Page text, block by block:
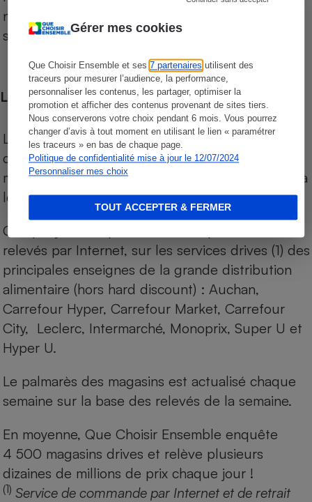
Gérer mes cookies
Que Choisir Ensemble et ses7 partenaires utilisent des
traceurs pour mesurer l’audience, la performance,
personnaliser les contenus, les partager, optimiser la
promotion et afficher des contenus provenant de sites tiers.
Nous conserverons votre choix pendant 6 mois. Vous pourrez
changer d’avis à tout moment en utilisant le lien « paramétrer
les traceurs » en bas de chaque page.
Politique de confidentialité mise à jour le 12/07/2024
Personnaliser mes choix
TOUT ACCEPTER & FERMER
niveau de prix des supermarchés, géolocalisés
sur le territoire français.
Les comparaisons de prix
Les comparaisons sont réalisées sur l’ensemble
des produits des magasins. Les produits de
marques de distributeurs (MDD) sont comparés à
leurs équivalents chez leurs concurrents.
Chaque jour, les prix de tous les produits sont
relevés par Internet, sur les services drives (1) des
principales enseignes de la grande distribution
alimentaire (hors hard discount) : Auchan,
Carrefour Hyper, Carrefour Market, Carrefour
City, Leclerc, Intermarché, Monoprix, Super U et
Hyper U.
Le palmarès des magasins est actualisé chaque
semaine sur la base des relevés de la semaine.
En moyenne, Que Choisir Ensemble enquête
4 500 magasins drives et relève plusieurs
dizaines de millions de prix chaque jour !
(1) Service de commande par Internet et de retrait